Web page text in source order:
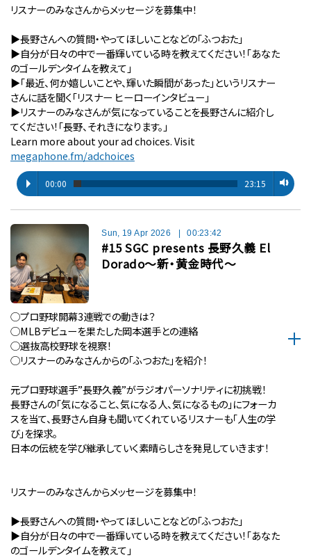
リスナーのみなさんからメッセージを募集中！
▶︎長野さんへの質問・やってほしいことなどの「ふつおた」
▶︎自分が⽇々の中で⼀番輝いている時を教えてください！「あなた
のゴールデンタイムを教えて」
▶︎「最近、何か嬉しいことや、輝いた瞬間があった」というリスナー
さんに話を聞く「リスナー ヒーローインタビュー」
▶︎リスナーのみなさんが気になっていることを長野さんに紹介し
てください！「長野、それきになります。」
Learn more about your ad choices. Visit
megaphone.fm/adchoices
00:00 23:15
Sun, 19 Apr 2026 00:23:42
#15 SGC presents 長野久義 El
Dorado〜新・黄金時代〜
◯プロ野球開幕3連戦での動きは？
◯MLBデビューを果たした岡本選手との連絡
◯選抜高校野球を視察！
◯リスナーのみなさんからの「ふつおた」を紹介！
元プロ野球選手”長野久義”がラジオパーソナリティに初挑戦！
長野さんの「気になること、気になる人、気になるもの」にフォーカ
スを当て、長野さん自身も聞いてくれているリスナーも「人生の学
び」を探求。
日本の伝統を学び継承していく素晴らしさを発見していきます！
リスナーのみなさんからメッセージを募集中！
▶︎長野さんへの質問・やってほしいことなどの「ふつおた」
▶︎自分が⽇々の中で⼀番輝いている時を教えてください！「あなた
のゴールデンタイムを教えて」